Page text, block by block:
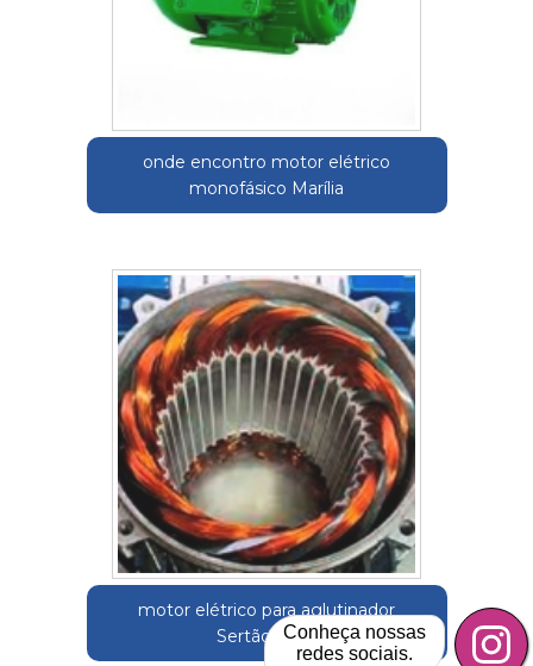
onde encontro motor elétrico
monofásico Marília
motor elétrico para aglutinador
SertãozinhoConheça nossas
redes sociais.